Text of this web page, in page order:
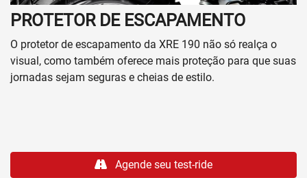
PROTETOR DE ESCAPAMENTO
O protetor de escapamento da XRE 190 não só realça o
visual, como também oferece mais proteção para que suas
jornadas sejam seguras e cheias de estilo.
Agende seu test-ride